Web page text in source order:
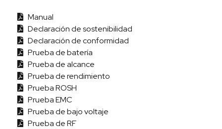
Manual
Declaración de sostenibilidad
Declaración de conformidad
Prueba de batería
Prueba de alcance
Prueba de rendimiento
Prueba ROSH
Prueba EMC
Prueba de bajo voltaje
Prueba de RF